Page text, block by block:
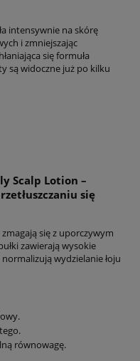
intensywnie na skórę
i zmniejszając
się formuła
są widoczne już po kilku
Scalp Lotion –
się
się z uporczywym
zawierają wysokie
wydzielanie łoju
równowagę.